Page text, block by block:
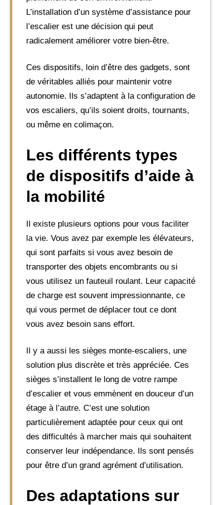
L’installation d’un système d’assistance pour
l’escalier est une décision qui peut
radicalement améliorer votre bien-être.
Ces dispositifs, loin d’être des gadgets, sont
de véritables alliés pour maintenir votre
autonomie. Ils s’adaptent à la configuration de
vos escaliers, qu’ils soient droits, tournants,
ou même en colimaçon.
Les différents types
de dispositifs d’aide à
la mobilité
Il existe plusieurs options pour vous faciliter
la vie. Vous avez par exemple les élévateurs,
qui sont parfaits si vous avez besoin de
transporter des objets encombrants ou si
vous utilisez un fauteuil roulant. Leur capacité
de charge est souvent impressionnante, ce
qui vous permet de déplacer tout ce dont
vous avez besoin sans effort.
Il y a aussi les sièges monte-escaliers, une
solution plus discrète et très appréciée. Ces
sièges s’installent le long de votre rampe
d’escalier et vous emmènent en douceur d’un
étage à l’autre. C’est une solution
particulièrement adaptée pour ceux qui ont
des difficultés à marcher mais qui souhaitent
conserver leur indépendance. Ils sont pensés
pour être d’un grand agrément d’utilisation.
Des adaptations sur